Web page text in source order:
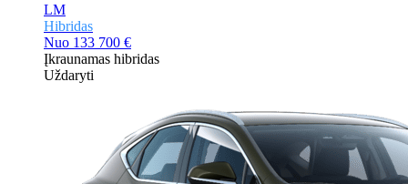
LM
Hibridas
Nuo 133 700 €
Įkraunamas hibridas
Uždaryti